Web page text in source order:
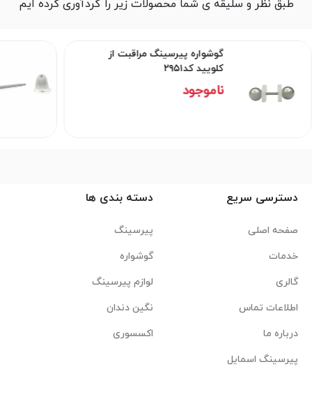
طبق نظر و سلیقه ی شما محصولات زیر را گردآوری کرده ایم
گوشواره پیرسینگ مراقبت از
کلویید کد۲۹۵۱
ناموجود
دسترسی سریع
صفحه اصلی
خدمات
گالری
اطلاعات تماس
درباره ما
پیرسینگ اسمایل
دسته بندی ها
پیرسینگ
گوشواره
لوازم پیرسینگ
نگین دندان
اکسسوری